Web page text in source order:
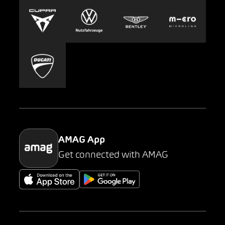
Europcar
Carsharing
Mobility-as-a-Service
Parking
Presse
AMAG App
Get connected with AMAG